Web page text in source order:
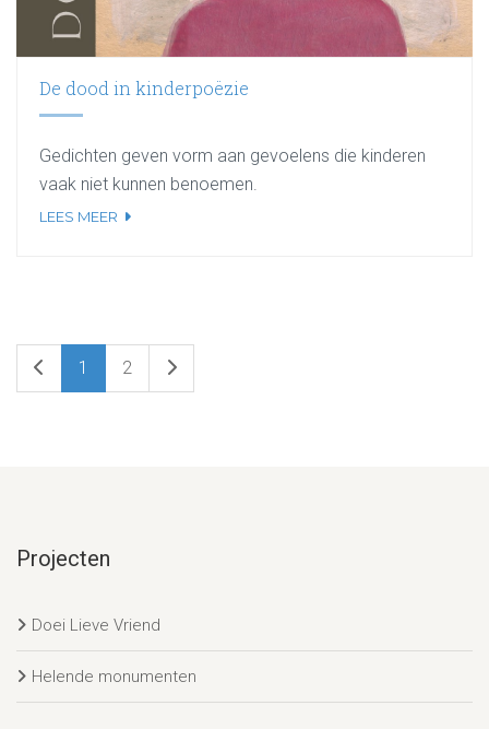
De dood in kinderpoëzie
Gedichten geven vorm aan gevoelens die kinderen
vaak niet kunnen benoemen.
LEES MEER
1 2
Projecten
Doei Lieve Vriend
Helende monumenten